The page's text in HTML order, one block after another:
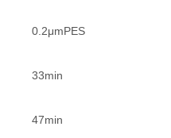
0.2μmPES
33min
47min